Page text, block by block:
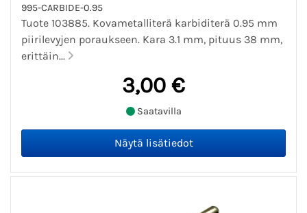
995-CARBIDE-0.95
Tuote 103885. Kovametalliterä karbiditerä 0.95 mm
piirilevyjen poraukseen. Kara 3.1 mm, pituus 38 mm,
erittäin...
3,00 €
Saatavilla